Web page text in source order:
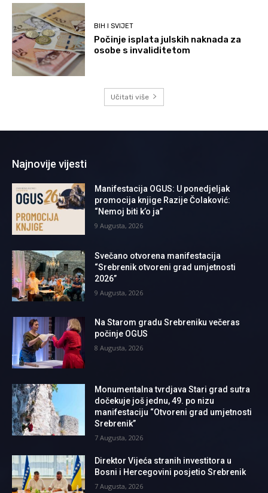
BIH I SVIJET
Počinje isplata julskih naknada za
osobe s invaliditetom
Učitati više
Najnovije vijesti
Manifestacija OGUS: U ponedjeljak
promocija knjige Razije Čolaković:
“Nemoj biti k’o ja”
9 Augusta, 2026
Svečano otvorena manifestacija
“Srebrenik otvoreni grad umjetnosti
2026”
9 Augusta, 2026
Na Starom gradu Srebreniku večeras
počinje OGUS
8 Augusta, 2026
Monumentalna tvrdjava Stari grad sutra
dočekuje još jednu, 49. po nizu
manifestaciju “Otvoreni grad umjetnosti
Srebrenik”
7 Augusta, 2026
Direktor Vijeća stranih investitora u
Bosni i Hercegovini posjetio Srebrenik
7 Augusta, 2026